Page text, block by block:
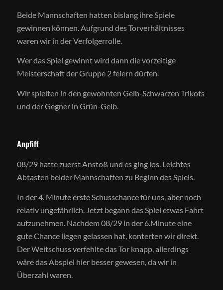
Beide Mannschaften hatten bislang ihre Spiele
gewinnen können. Aufgrund des Torverhältnisses
waren wir in der Verfolgerrolle.
Wer das Spiel gewinnt wird dann die vorzeitige
Meisterschaft der Gruppe 2 feiern dürfen.
Wir spielten in den gewohnten Gelb-Schwarzen Trikots
und der Gegner in Grün-Gelb.
Anpfiff
08/29 hatte zuerst Anstoß und es ging los. Leichtes
Abtasten beider Mannschaften zu Beginn des Spiels.
In der 4. Minute erste Schusschance für uns, aber noch
relativ ungefährlich. Jetzt begann das Spiel etwas Fahrt
aufzunehmen. Nachdem 08/29 in der 6.Minute eine
gute Chance liegen gelassen hat, konterten wir direkt.
Der Weitschuss verfehlte das Tor knapp, allerdings
wäre das Abspiel hier besser gewesen, da wir in
Überzahl waren.